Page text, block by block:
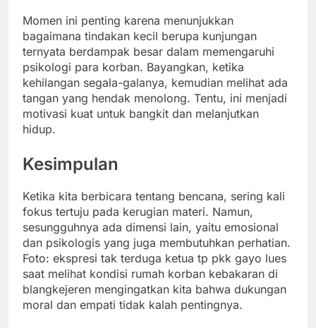
Momen ini penting karena menunjukkan
bagaimana tindakan kecil berupa kunjungan
ternyata berdampak besar dalam memengaruhi
psikologi para korban. Bayangkan, ketika
kehilangan segala-galanya, kemudian melihat ada
tangan yang hendak menolong. Tentu, ini menjadi
motivasi kuat untuk bangkit dan melanjutkan
hidup.
Kesimpulan
Ketika kita berbicara tentang bencana, sering kali
fokus tertuju pada kerugian materi. Namun,
sesungguhnya ada dimensi lain, yaitu emosional
dan psikologis yang juga membutuhkan perhatian.
Foto: ekspresi tak terduga ketua tp pkk gayo lues
saat melihat kondisi rumah korban kebakaran di
blangkejeren mengingatkan kita bahwa dukungan
moral dan empati tidak kalah pentingnya.